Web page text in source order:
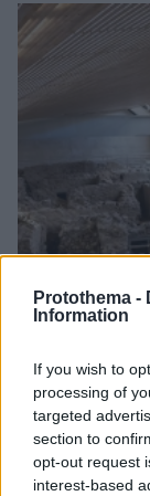
Protothema -
Information
If you wish to
processing of
targeted
section to
opt-out request
interest-based
08.08.2026, 18:08